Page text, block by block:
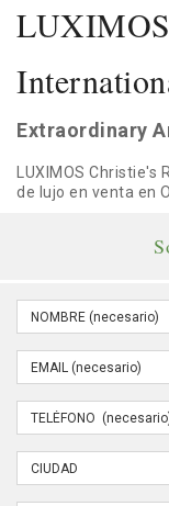
Extraordinary
LUXIMOS
de lujo en venta en